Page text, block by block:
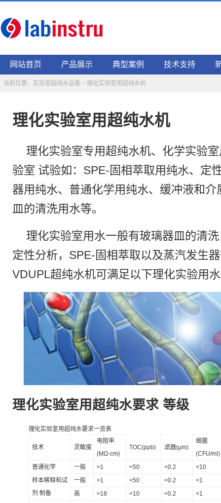
网站首页 产品展示 典型案例 技术支持
当前位置： 实验室超纯水设备 > 理化实验室用超纯水机
理化实验室用超纯水机
理化实验室专用超纯水机、化学实验
验室 试验如：SPE-固相萃取用纯水、定
器用纯水、普通化学用纯水、缓冲液和
皿的清洗用水等。
理化实验室用水一般有玻璃器皿的清
定性分析，SPE-固相萃取以及蒸汽发生
VDUPL超纯水机可满足以下理化实验用
理化实验室用超纯水要求 等级
技术 灵敏度
电阻率
(MΩ-cm)
TOC(ppb) 滤器(μm)
细菌
(CFU/ml)
普通化学
一般 >1 <50 <0.2
<10
样本稀释和试
剂 制备
一般 >1 <50 <0.2
<1
高
>18 <10 <0.2 <1
理化实验室用超纯水要求一览表